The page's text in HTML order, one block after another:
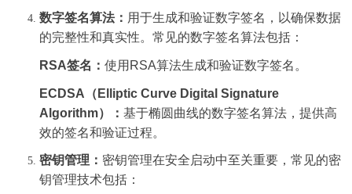
数字签名算法： 用于生成和验证数字签名，以确保数据
的完整性和真实性。常见的数字签名算法包括：
RSA签名： 使用 RSA算法生成和验证数字签名。
ECDSA （ Elliptic Curve Digital Signature
Algorithm）： 基于椭圆曲线的数字签名算法，提供高
效的签名和验证过程。
密钥管理： 密钥管理在安全启动中至关重要，常见的密
钥管理技术包括：